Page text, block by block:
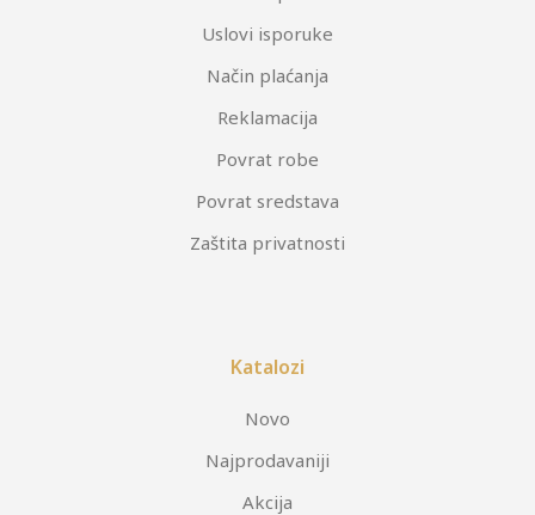
Uslovi isporuke
Način plaćanja
Reklamacija
Povrat robe
Povrat sredstava
Zaštita privatnosti
Katalozi
Novo
Najprodavaniji
Akcija